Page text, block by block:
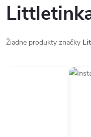
Žiadne produkty značky